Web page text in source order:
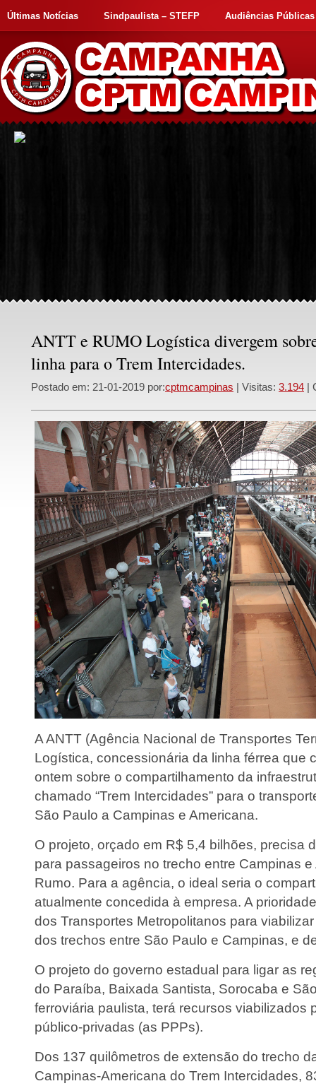
Últimas Notícias Sindpaulista – STEFP Audiências Públicas
ANTT e RUMO Logística divergem
linha para o Trem Intercidades.
Postado em: 21-01-2019 por:cptmcampinas | Visitas: 3.194 |
A ANTT (Agência Nacional de Transportes
Logística, concessionária da linha férrea que
ontem sobre o compartilhamento da
chamado “Trem Intercidades” para o
São Paulo a Campinas e Americana.
O projeto, orçado em R$ 5,4 bilhões, precisa
para passageiros no trecho entre Campinas
Rumo. Para a agência, o ideal seria o
atualmente concedida à empresa. A
dos Transportes Metropolitanos para
dos trechos entre São Paulo e Campinas, e
O projeto do governo estadual para ligar as
do Paraíba, Baixada Santista, Sorocaba e
ferroviária paulista, terá recursos viabilizados
público-privadas (as PPPs).
Dos 137 quilômetros de extensão do trecho
Campinas-Americana do Trem Intercidades,